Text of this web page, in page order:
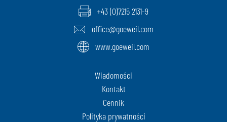
+43 (0)7215 2131-9
office@goeweil.com
www.goeweil.com
Wiadomości
Kontakt
Cennik
Polityka prywatności